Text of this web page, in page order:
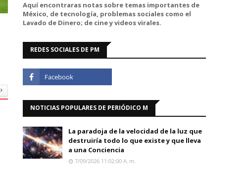
Aquí encontraras notas sobre temas importantes de
México, de tecnología, problemas sociales como el
Lavado de Dinero; de cine y videos virales.
REDES SOCIALES DE PM
NOTICIAS POPULARES DE PERIÓDICO M
La paradoja de la velocidad de la luz que
destruiría todo lo que existe y que lleva
a una Conciencia
7/09/2026 11:02:00 A. M.